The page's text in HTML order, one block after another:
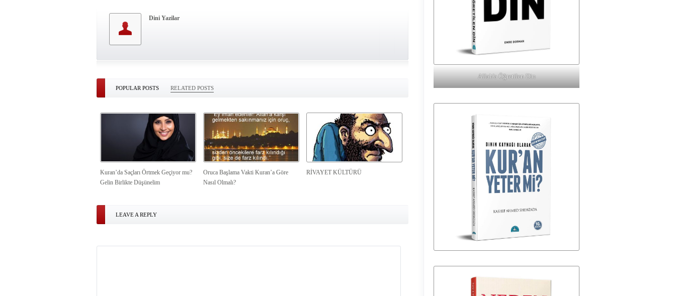
Dini Yazilar
POPULAR POSTS RELATED POSTS
Kuran’da Saçları Örtmek Geçiyor mu?
Gelin Birlikte Düşünelim
Oruca Başlama Vakti Kuran’a Göre
Nasıl Olmalı?
RİVAYET KÜLTÜRÜ
LEAVE A REPLY
Allah'a Öğretilen Din